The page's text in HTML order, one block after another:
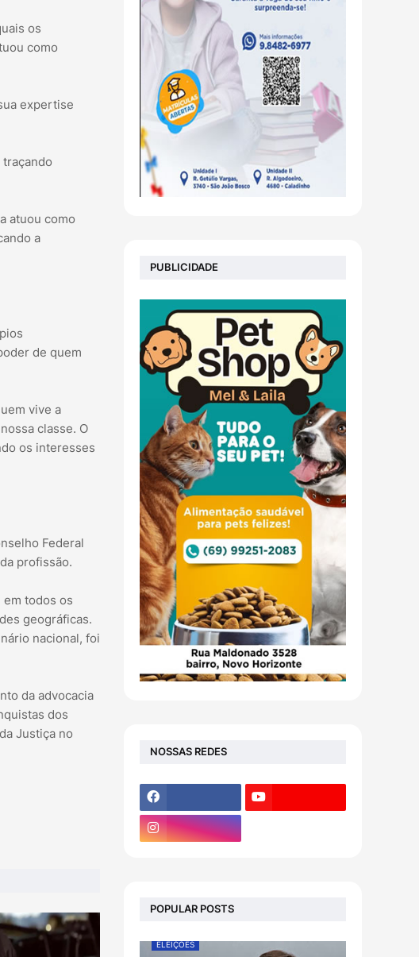
os
como
expertise
atuou como
a
de quem
vive a
classe. O
os interesses
Federal
profissão.
em todos os
geográficas.
nacional, foi
da advocacia
dos
Justiça no
PUBLICIDADE
NOSSAS REDES
POPULAR POSTS
ELEIÇÕES